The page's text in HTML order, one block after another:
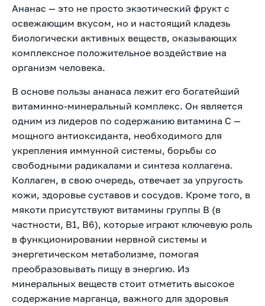
Ананас — это не просто экзотический фрукт с
освежающим вкусом, но и настоящий кладезь
биологически активных веществ, оказывающих
комплексное положительное воздействие на
организм человека.
В основе пользы ананаса лежит его богатейший
витаминно-минеральный комплекс. Он является
одним из лидеров по содержанию витамина C —
мощного антиоксиданта, необходимого для
укрепления иммунной системы, борьбы со
свободными радикалами и синтеза коллагена.
Коллаген, в свою очередь, отвечает за упругость
кожи, здоровье суставов и сосудов. Кроме того, в
мякоти присутствуют витамины группы B (в
частности, B1, B6), которые играют ключевую роль
в функционировании нервной системы и
энергетическом метаболизме, помогая
преобразовывать пищу в энергию. Из
минеральных веществ стоит отметить высокое
содержание марганца, важного для здоровья